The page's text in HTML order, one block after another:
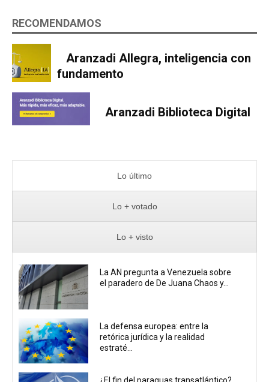
RECOMENDAMOS
Aranzadi Allegra, inteligencia con
fundamento
Aranzadi Biblioteca Digital
Lo último
Lo + votado
Lo + visto
La AN pregunta a Venezuela sobre
el paradero de De Juana Chaos y...
La defensa europea: entre la
retórica jurídica y la realidad
estraté...